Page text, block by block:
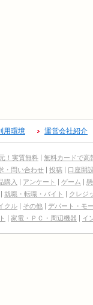
用環境 運営会社紹介
！実質無料
無料カードで高
・問い合わせ 投稿
口座開
購入 アンケート ゲーム
就職・転職・バイト
クレジ
クル その他
デパート・モ
家電・ＰＣ・周辺機器 イ